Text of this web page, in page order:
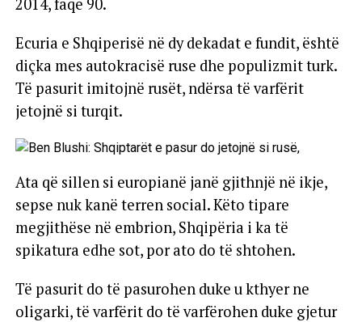
2014, faqe 90.
Ecuria e Shqiperisë në dy dekadat e fundit, është
diçka mes autokracisë ruse dhe populizmit turk.
Të pasurit imitojnë rusët, ndërsa të varfërit
jetojnë si turqit.
Ata që sillen si europianë janë gjithnjë në ikje,
sepse nuk kanë terren social. Këto tipare
megjithëse në embrion, Shqipëria i ka të
spikatura edhe sot, por ato do të shtohen.
Të pasurit do të pasurohen duke u kthyer ne
oligarki, të varfërit do të varfërohen duke gjetur